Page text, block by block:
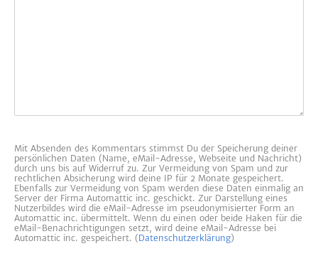
Mit Absenden des Kommentars stimmst Du der Speicherung deiner
persönlichen Daten (Name, eMail-Adresse, Webseite und Nachricht)
durch uns bis auf Widerruf zu. Zur Vermeidung von Spam und zur
rechtlichen Absicherung wird deine IP für 2 Monate gespeichert.
Ebenfalls zur Vermeidung von Spam werden diese Daten einmalig an
Server der Firma Automattic inc. geschickt. Zur Darstellung eines
Nutzerbildes wird die eMail-Adresse im pseudonymisierter Form an
Automattic inc. übermittelt. Wenn du einen oder beide Haken für die
eMail-Benachrichtigungen setzt, wird deine eMail-Adresse bei
Automattic inc. gespeichert. (Datenschutzerklärung)